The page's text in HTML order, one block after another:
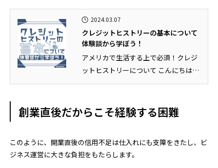
2024.03.07
クレジットヒストリーの基本について
体験談から学ぼう！
アメリカで生活する上で必須！クレジ
ットヒストリーについて こんにちは、
エコドライブ鈴木です。 今日は...
創業直後だからこそ経験する困難
このように、開業直後の信用不足は仕入れにも支障をきたし、ビ
ジネス運営に大きな負担をもたらします。